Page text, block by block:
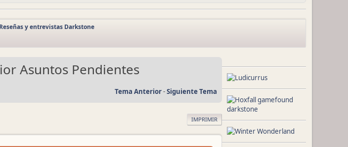
Reseñas y entrevistas Darkstone
Asuntos Pendientes
Tema Anterior-Siguiente Tema
IMPRIMIR